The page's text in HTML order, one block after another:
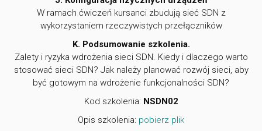
W ramach ćwiczeń kursanci zbudują sieć SDN z
wykorzystaniem rzeczywistych przełączników
K. Podsumowanie szkolenia.
Zalety i ryzyka wdrożenia sieci SDN. Kiedy i dlaczego warto
stosować sieci SDN? Jak należy planować rozwój sieci, aby
być gotowym na wdrożenie funkcjonalności SDN?
Kod szkolenia: NSDN02
Opis szkolenia: pobierz plik